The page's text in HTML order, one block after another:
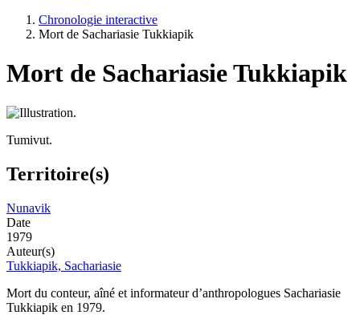
Chronologie interactive
Mort de Sachariasie Tukkiapik
Mort de Sachariasie Tukkiapik
Tumivut.
Territoire(s)
Nunavik
Date
1979
Auteur(s)
Tukkiapik, Sachariasie
Mort du conteur, aîné et informateur d’anthropologues Sachariasie
Tukkiapik en 1979.